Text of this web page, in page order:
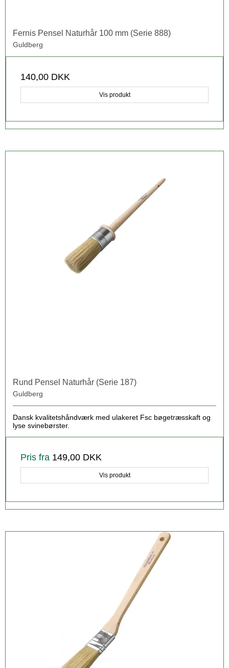
Fernis Pensel Naturhår 100 mm (Serie 888)
Guldberg
140,00 DKK
Vis produkt
Rund Pensel Naturhår (Serie 187)
Guldberg
Dansk kvalitetshåndværk med ulakeret Fsc bøgetræsskaft og
lyse svinebørster.
Pris fra 149,00 DKK
Vis produkt